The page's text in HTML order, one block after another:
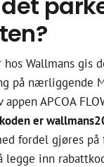
hos Wallmans gis
på nærliggende
APCOA
er
fordel gjøres på
legge inn